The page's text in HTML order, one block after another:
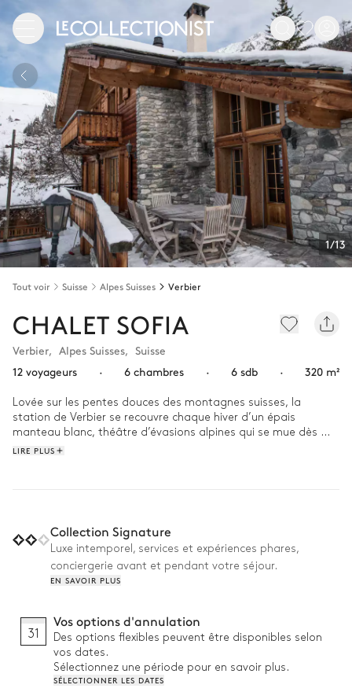
1/13
Tout voir Suisse Alpes Suisses Verbier
CHALET SOFIA
Verbier, Alpes Suisses, Suisse
12 voyageurs
· 6 chambres · 6 sdb · 320 m²
Lovée sur les pentes douces des montagnes suisses, la
station de Verbier se recouvre chaque hiver d’un épais
manteau blanc, théâtre d’évasions alpines qui se mue dès
que naissent les premières fleurs en somptueux domaine
vers les hauts sommets du Valais, l’architecture de la villa
s’élève en respectant les reliefs sinueux qui l’enveloppent, où
jardins et nature se confondent pour ne former qu’un seul et
même ensemble harmonieux. Des espaces qui invitent à partir
À l’intérieur de la propriété, l’alliance de pierres et de bois qui
compose la façade reste apparente dans les salles de vie
commune, elles-mêmes enrichies d’une décoration bourgeoise
qui rend hommage au prestige du domaine. Des pièces qui
LIRE PLUS
Collection Signature
Luxe intemporel, services et expériences phares,
conciergerie avant et pendant votre séjour.
EN SAVOIR PLUS
31
Vos options d'annulation
Des options flexibles peuvent être disponibles selon
vos dates.
Sélectionnez une période pour en savoir plus.
SÉLECTIONNER LES DATES